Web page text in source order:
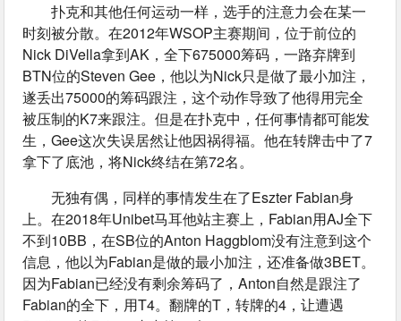
扑克和其他任何运动一样，选手的注意力会在某一
时刻被分散。在2012年WSOP主赛期间，位于前位的
Nick DiVella拿到AK，全下675000筹码，一路弃牌到
BTN位的Steven Gee，他以为Nick只是做了最小加注，
遂丢出75000的筹码跟注，这个动作导致了他得用完全
被压制的K7来跟注。但是在扑克中，任何事情都可能发
生，Gee这次失误居然让他因祸得福。他在转牌击中了7
拿下了底池，将Nick终结在第72名。
无独有偶，同样的事情发生在了Eszter Fabian身
上。在2018年Unibet马耳他站主赛上，Fabian用AJ全下
不到10BB，在SB位的Anton Haggblom没有注意到这个
信息，他以为Fabian是做的最小加注，还准备做3BET。
因为Fabian已经没有剩余筹码了，Anton自然是跟注了
Fabian的全下，用T4。翻牌的T，转牌的4，让遭遇